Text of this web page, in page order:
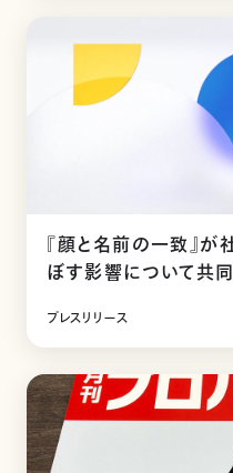
『顔と名前の一致』が
ぼす影響について共
プレスリリース